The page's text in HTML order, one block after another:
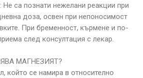
са познати нежелани реакции при
доза, освен при непоносимост
При бременност, кърмене и по-
след консултация с лекар.
МАГНЕЗИЯТ?
който се намира в относително